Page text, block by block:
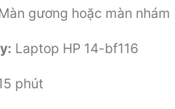
gương hoặc màn nhám
Laptop HP 14-bf116
phút